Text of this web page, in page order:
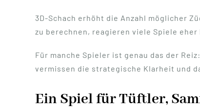
3D-Schach erhöht die Anzahl möglicher
zu berechnen, reagieren viele Spiele
Für manche Spieler ist genau das der
vermissen die strategische Klarheit und
Ein Spiel für Tüftler,